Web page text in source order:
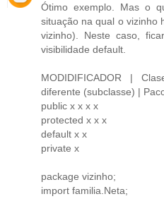
Ótimo exemplo. Mas o
situação na qual o vizinho
vizinho). Neste caso,
visibilidade default.
MODIDIFICADOR |
diferente (subclasse) |
public x x x x
protected x x x
default x x
private x
package vizinho;
import familia.Neta;